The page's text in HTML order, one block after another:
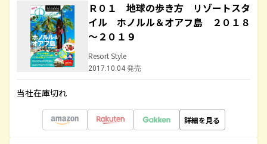
Ｒ０１ 地球の歩き方 リゾートスタ
イル ホノルル＆オアフ島 ２０１８
～２０１９
Resort Style
2017.10.04 発売
当社在庫切れ
詳細を見る